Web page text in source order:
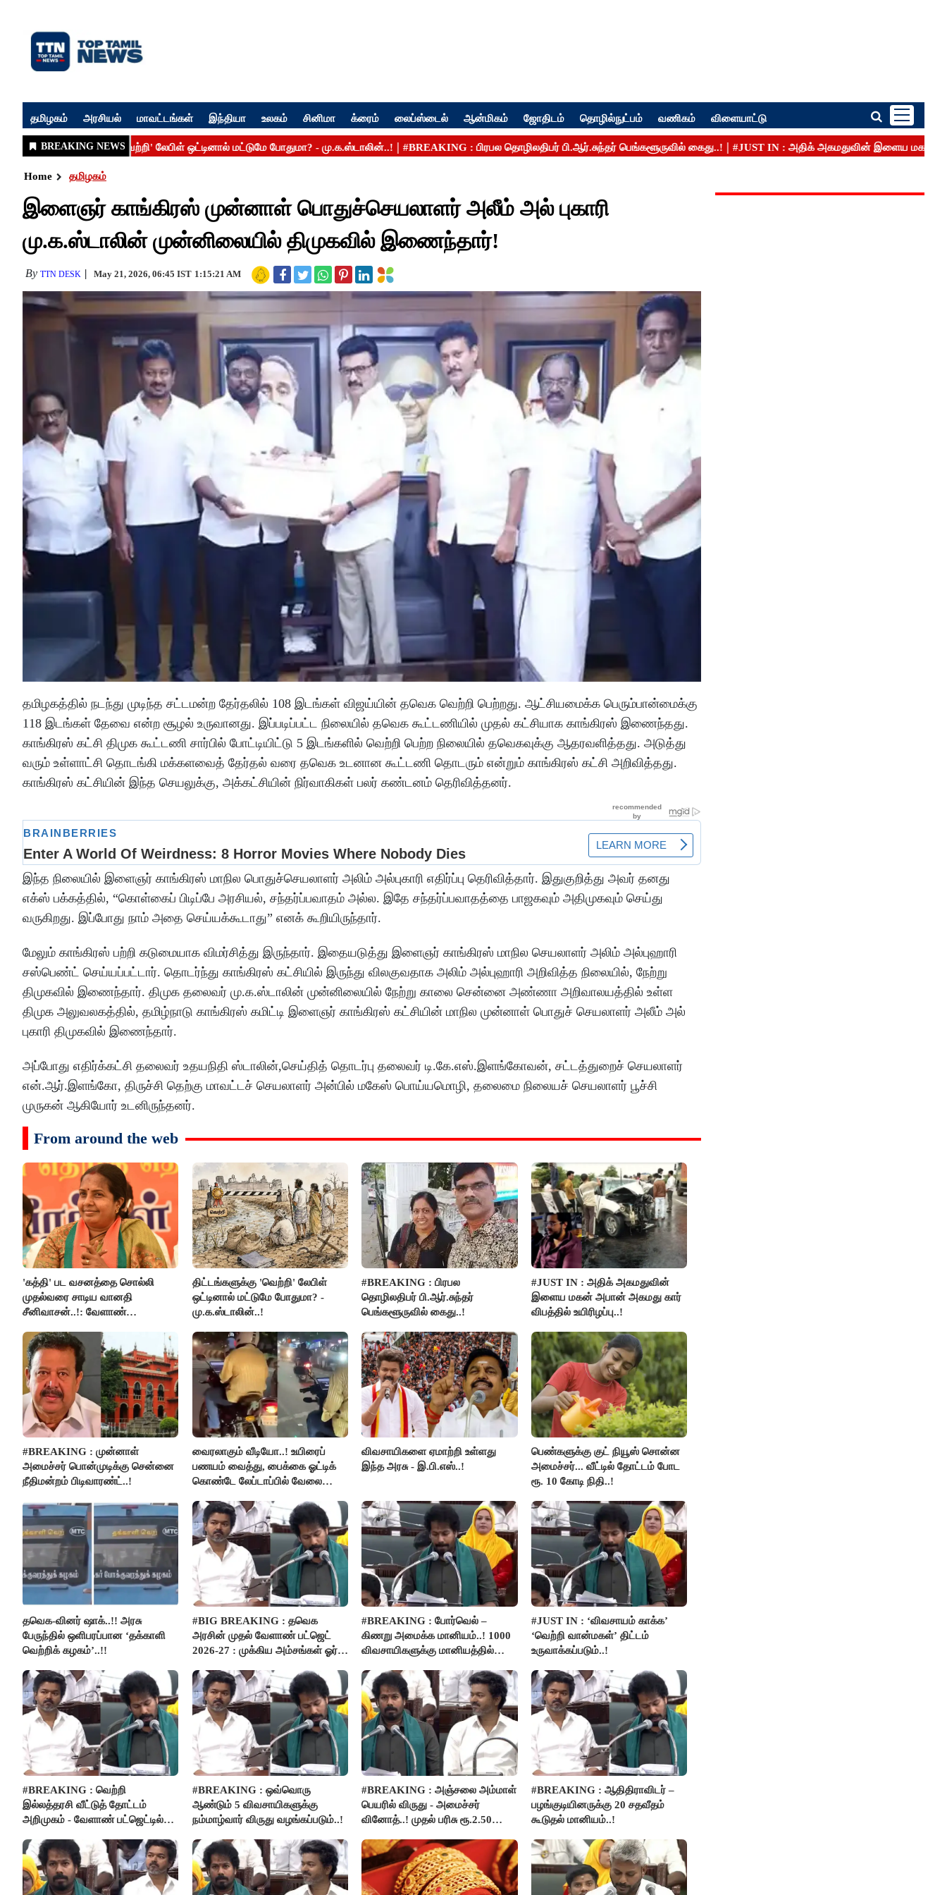
தமிழகம் அரசியல் மாவட்டங்கள் இந்தியா உலகம் சினிமா க்ரைம் லைப்ஸ்டைல் ஆன்மிகம் ஜோதிடம் தொழில்நுட்பம் வணிகம் விளையாட்டு
Home தமிழகம்
இளைஞர் காங்கிரஸ் முன்னாள் பொதுச்செயலாளர் அலீம் அல் புகாரி
மு.க.ஸ்டாலின் முன்னிலையில் திமுகவில் இணைந்தார்!
By TTN DESK May 21, 2026, 06:45 IST 1:15:21 AM
தமிழகத்தில் நடந்து முடிந்த சட்டமன்ற தேர்தலில் 108 இடங்கள் விஜய்யின் தவெக வெற்றி பெற்றது. ஆட்சியமைக்க பெரும்பான்மைக்கு
118 இடங்கள் தேவை என்ற சூழல் உருவானது. இப்படிப்பட்ட நிலையில் தவெக கூட்டணியில் முதல் கட்சியாக காங்கிரஸ் இணைந்தது.
காங்கிரஸ் கட்சி திமுக கூட்டணி சார்பில் போட்டியிட்டு 5 இடங்களில் வெற்றி பெற்ற நிலையில் தவெகவுக்கு ஆதரவளித்தது. அடுத்து
வரும் உள்ளாட்சி தொடங்கி மக்களவைத் தேர்தல் வரை தவெக உடனான கூட்டணி தொடரும் என்றும் காங்கிரஸ் கட்சி அறிவித்தது.
காங்கிரஸ் கட்சியின் இந்த செயலுக்கு, அக்கட்சியின் நிர்வாகிகள் பலர் கண்டனம் தெரிவித்தனர்.
இந்த நிலையில் இளைஞர் காங்கிரஸ் மாநில பொதுச்செயலாளர் அலிம் அல்புகாரி எதிர்ப்பு தெரிவித்தார். இதுகுறித்து அவர் தனது
எக்ஸ் பக்கத்தில், “கொள்கைப் பிடிப்பே அரசியல், சந்தர்ப்பவாதம் அல்ல. இதே சந்தர்ப்பவாதத்தை பாஜகவும் அதிமுகவும் செய்து
வருகிறது. இப்போது நாம் அதை செய்யக்கூடாது” எனக் கூறியிருந்தார்.
மேலும் காங்கிரஸ் பற்றி கடுமையாக விமர்சித்து இருந்தார். இதையடுத்து இளைஞர் காங்கிரஸ் மாநில செயலாளர் அலிம் அல்புஹாரி
சஸ்பெண்ட் செய்யப்பட்டார். தொடர்ந்து காங்கிரஸ் கட்சியில் இருந்து விலகுவதாக அலிம் அல்புஹாரி அறிவித்த நிலையில், நேற்று
திமுகவில் இணைந்தார். திமுக தலைவர் மு.க.ஸ்டாலின் முன்னிலையில் நேற்று காலை சென்னை அண்ணா அறிவாலயத்தில் உள்ள
திமுக அலுவலகத்தில், தமிழ்நாடு காங்கிரஸ் கமிட்டி இளைஞர் காங்கிரஸ் கட்சியின் மாநில முன்னாள் பொதுச் செயலாளர் அலீம் அல்
புகாரி திமுகவில் இணைந்தார்.
அப்போது எதிர்க்கட்சி தலைவர் உதயநிதி ஸ்டாலின்,செய்தித் தொடர்பு தலைவர் டி.கே.எஸ்.இளங்கோவன், சட்டத்துறைச் செயலாளர்
என்.ஆர்.இளங்கோ, திருச்சி தெற்கு மாவட்டச் செயலாளர் அன்பில் மகேஸ் பொய்யமொழி, தலைமை நிலையச் செயலாளர் பூச்சி
முருகன் ஆகியோர் உடனிருந்தனர்.
From around the web
'கத்தி' பட வசனத்தை சொல்லி
முதல்வரை சாடிய வானதி
சீனிவாசன்..!: வேளாண்
திட்டங்களுக்கு 'வெற்றி' லேபிள்
ஒட்டினால் மட்டுமே போதுமா? -
மு.க.ஸ்டாலின்..!
#BREAKING : பிரபல
தொழிலதிபர் பி.ஆர்.சுந்தர்
பெங்களூருவில் கைது..!
#JUST IN : அதிக் அகமதுவின்
இளைய மகன் அபான் அகமது கார்
விபத்தில் உயிரிழப்பு..!
#BREAKING : முன்னாள்
அமைச்சர் பொன்முடிக்கு சென்னை
நீதிமன்றம் பிடிவாரண்ட்..!
வைரலாகும் வீடியோ..! உயிரைப்
பணயம் வைத்து, பைக்கை ஓட்டிக்
கொண்டே லேப்டாப்பில் வேலை
விவசாயிகளை ஏமாற்றி உள்ளது
இந்த அரசு - இ.பி.எஸ்..!
பெண்களுக்கு குட் நியூஸ் சொன்ன
அமைச்சர்... வீட்டில் தோட்டம் போட
ரூ. 10 கோடி நிதி..!
தவெக-வினர் ஷாக்..!! அரசு
பேருந்தில் ஒளிபரப்பான ‘தக்காளி
வெற்றிக் கழகம்’..!!
#BIG BREAKING : தவெக
அரசின் முதல் வேளாண் பட்ஜெட்
2026-27 : முக்கிய அம்சங்கள் ஓர்
#BREAKING : போர்வெல் –
கிணறு அமைக்க மானியம்..! 1000
விவசாயிகளுக்கு மானியத்தில்
#JUST IN : ‘விவசாயம் காக்க’
‘வெற்றி வான்மகள்’ திட்டம்
உருவாக்கப்படும்..!
#BREAKING : வெற்றி
இல்லத்தரசி வீட்டுத் தோட்டம்
அறிமுகம் - வேளாண் பட்ஜெட்டில்
#BREAKING : ஒவ்வொரு
ஆண்டும் 5 விவசாயிகளுக்கு
நம்மாழ்வார் விருது வழங்கப்படும்..!
#BREAKING : அஞ்சலை அம்மாள்
பெயரில் விருது - அமைச்சர்
வினோத்..! முதல் பரிசு ரூ.2.50
#BREAKING : ஆதிதிராவிடர் –
பழங்குடியினருக்கு 20 சதவீதம்
கூடுதல் மானியம்..!